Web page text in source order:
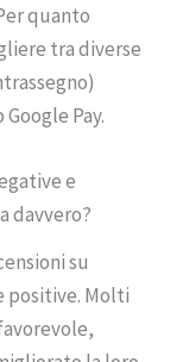
quanto
tra diverse
Pay.
e
davvero?
su
positive. Molti